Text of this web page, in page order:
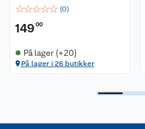
☆☆☆☆☆ (0)
14900
På lager (+20)
På lager i 26 butikker
Bærekraft
Pakkesporing
Kjøpsvilkår
Coop medlem
Klikk og hent
Festdrakter til hele familien
Hagemøbler og utemøbler